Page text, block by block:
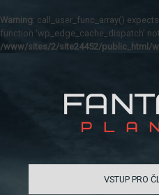
Warning: call_user_func_array()
function 'wp_edge_cache_dispatch'
/www/sites/2/site24452/public_html/
VSTUP PRO